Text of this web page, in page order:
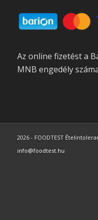
Az online fizetést a
MNB engedély
2026 - FOODTEST
info@foodtest.hu